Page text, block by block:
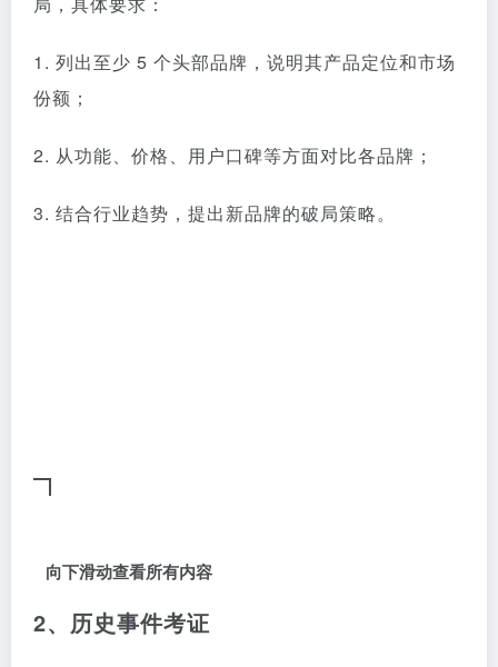
1. 列出至少 5 个头部品牌，说明其产品定位和市场
份额；
2. 从功能、价格、用户口碑等方面对比各品牌；
3. 结合行业趋势，提出新品牌的破局策略。
向下滑动查看所有内容
2、历史事件考证